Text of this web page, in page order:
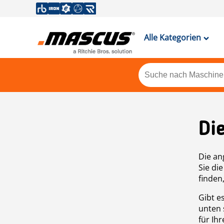
Alle Kategorien
Die
Sie
Gibt
unten
für